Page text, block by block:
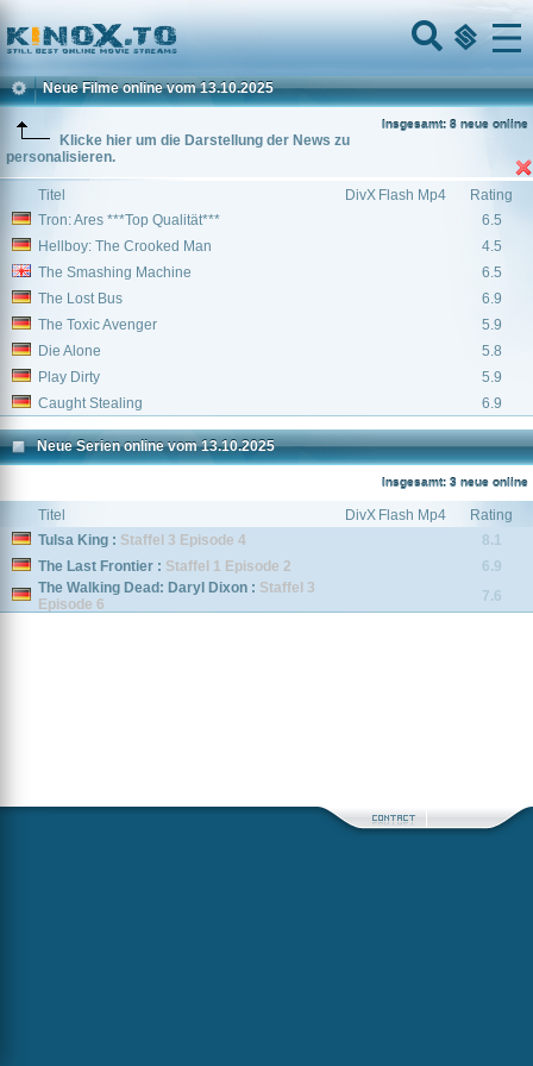
Home
Menu
Neue Filme online vom 13.10.2025
Insgesamt: 8 neue online
Klicke hier um die Darstellung der News zu
personalisieren.
Titel DivX Flash Mp4
Rating
Tron: Ares ***Top Qualität***
6.5
Hellboy: The Crooked Man
4.5
The Smashing Machine
6.5
The Lost Bus
6.9
The Toxic Avenger
5.9
Die Alone
5.8
Play Dirty
5.9
Caught Stealing
6.9
Neue Serien online vom 13.10.2025
Insgesamt: 3 neue online
Titel DivX Flash Mp4
Rating
Tulsa King : Staffel 3 Episode 4
8.1
The Last Frontier : Staffel 1 Episode 2
6.9
The Walking Dead: Daryl Dixon : Staffel 3
Episode 6
7.6